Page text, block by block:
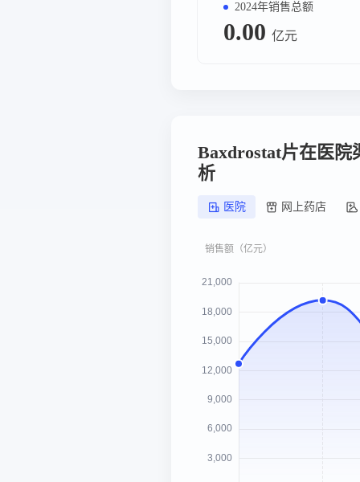
2024年销售总额
0.00 亿元
Baxdrostat片在医院
析
医院 网上药店